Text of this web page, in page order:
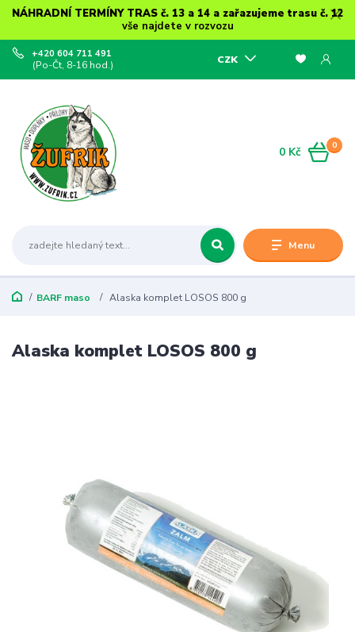
NÁHRADNÍ TERMÍNY TRAS č. 13 a 14 a zařazujeme trasu č. 12
vše najdete v rozvozu
Menu
CZK
+420 604 711 491
(Po-Čt, 8-16 hod.)
0
0 Kč
BARF maso Alaska komplet LOSOS 800 g
Alaska komplet LOSOS 800 g